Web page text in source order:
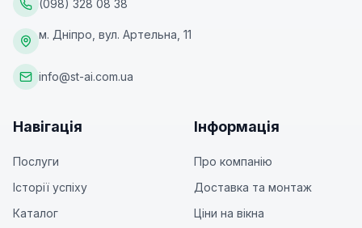
(098) 328 08 38
м. Дніпро, вул. Артельна, 11
info@st-ai.com.ua
Навігація
Послуги
Історії успіху
Каталог
Інформація
Про компанію
Доставка та монтаж
Ціни на вікна